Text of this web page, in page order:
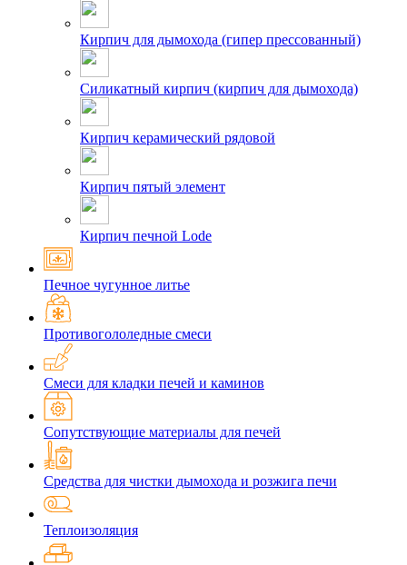
Кирпич для дымохода (гипер прессованный)
Силикатный кирпич (кирпич для дымохода)
Кирпич керамический рядовой
Кирпич пятый элемент
Кирпич печной Lode
Печное чугунное литье
Противогололедные смеси
Смеси для кладки печей и каминов
Сопутствующие материалы для печей
Средства для чистки дымохода и розжига печи
Теплоизоляция